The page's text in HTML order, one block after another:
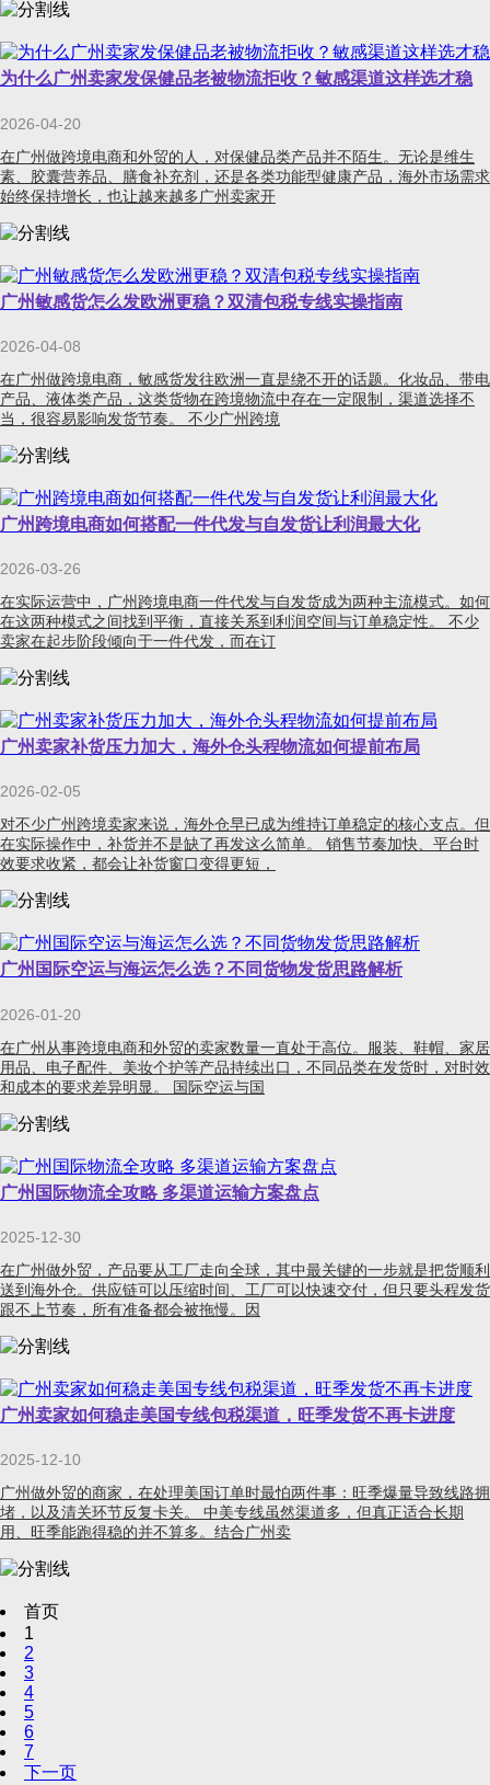
为什么广州卖家发保健品老被物流拒收？敏感渠道这样选才稳
2026-04-20
在广州做跨境电商和外贸的人，对保健品类产品并不陌生。无论是维生
素、胶囊营养品、膳食补充剂，还是各类功能型健康产品，海外市场需求
始终保持增长，也让越来越多广州卖家开
广州敏感货怎么发欧洲更稳？双清包税专线实操指南
2026-04-08
在广州做跨境电商，敏感货发往欧洲一直是绕不开的话题。化妆品、带电
产品、液体类产品，这类货物在跨境物流中存在一定限制，渠道选择不
当，很容易影响发货节奏。 不少广州跨境
广州跨境电商如何搭配一件代发与自发货让利润最大化
2026-03-26
在实际运营中，广州跨境电商一件代发与自发货成为两种主流模式。如何
在这两种模式之间找到平衡，直接关系到利润空间与订单稳定性。 不少
卖家在起步阶段倾向于一件代发，而在订
广州卖家补货压力加大，海外仓头程物流如何提前布局
2026-02-05
对不少广州跨境卖家来说，海外仓早已成为维持订单稳定的核心支点。但
在实际操作中，补货并不是缺了再发这么简单。 销售节奏加快、平台时
效要求收紧，都会让补货窗口变得更短，
广州国际空运与海运怎么选？不同货物发货思路解析
2026-01-20
在广州从事跨境电商和外贸的卖家数量一直处于高位。服装、鞋帽、家居
用品、电子配件、美妆个护等产品持续出口，不同品类在发货时，对时效
和成本的要求差异明显。 国际空运与国
广州国际物流全攻略 多渠道运输方案盘点
2025-12-30
在广州做外贸，产品要从工厂走向全球，其中最关键的一步就是把货顺利
送到海外仓。供应链可以压缩时间、工厂可以快速交付，但只要头程发货
跟不上节奏，所有准备都会被拖慢。因
广州卖家如何稳走美国专线包税渠道，旺季发货不再卡进度
2025-12-10
广州做外贸的商家，在处理美国订单时最怕两件事：旺季爆量导致线路拥
堵，以及清关环节反复卡关。 中美专线虽然渠道多，但真正适合长期
用、旺季能跑得稳的并不算多。结合广州卖
首页
1
2
3
4
5
6
7
下一页